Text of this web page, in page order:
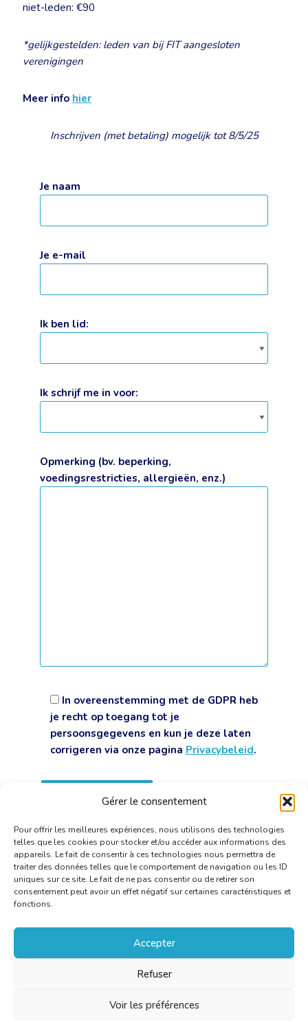
Gérer le consentement
Pour offrir les meilleures expériences, nous utilisons des technologies
telles que les cookies pour stocker et/ou accéder aux informations des
appareils. Le fait de consentir à ces technologies nous permettra de
traiter des données telles que le comportement de navigation ou les ID
uniques sur ce site. Le fait de ne pas consentir ou de retirer son
consentement peut avoir un effet négatif sur certaines caractéristiques et
fonctions.
Accepter
Refuser
Voir les préférences
niet-leden: €90
*gelijkgestelden: leden van bij FIT aangesloten
verenigingen
Meer info hier
Inschrijven (met betaling) mogelijk tot 8/5/25
Je naam
Je e-mail
Ik ben lid:
Ik schrijf me in voor:
Opmerking (bv. beperking,
voedingsrestricties, allergieën, enz.)
In overeenstemming met de GDPR heb
je recht op toegang tot je
persoonsgegevens en kun je deze laten
corrigeren via onze pagina Privacybeleid.